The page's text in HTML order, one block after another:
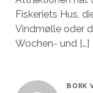
Fiskeriets Hus,
Vindmølle oder
Wochen- und […]
BORK